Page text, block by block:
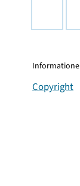
Copyright